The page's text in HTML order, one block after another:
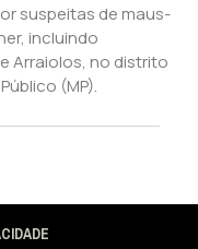
suspeitas de maus-
incluindo
Arraiolos, no distrito
(MP).